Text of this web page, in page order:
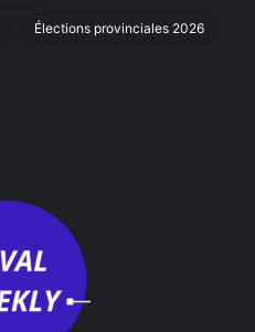
Élections provinciales 2026